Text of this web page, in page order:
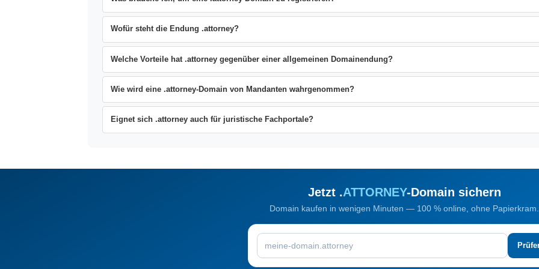
Wofür steht die Endung .attorney?
Welche Vorteile hat .attorney gegenüber einer allgemeinen Domainendung?
Wie wird eine .attorney-Domain von Mandanten wahrgenommen?
Eignet sich .attorney auch für juristische Fachportale?
Jetzt .ATTORNEY-Domain sichern
Domain kaufen in wenigen Minuten — 100 % online, ohne Papierkram.